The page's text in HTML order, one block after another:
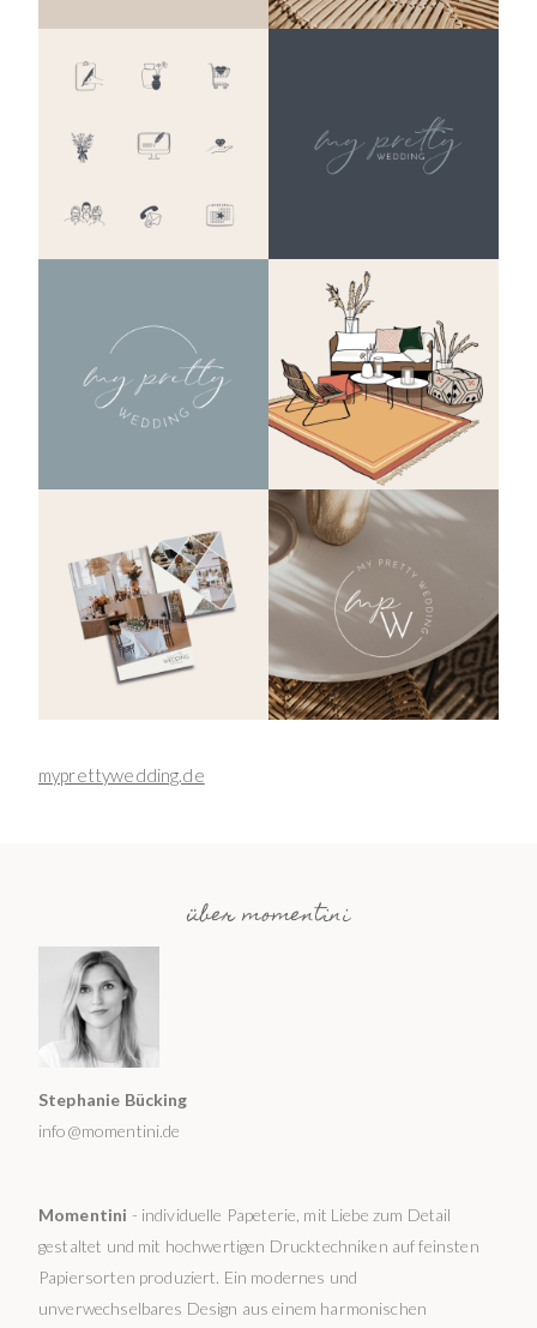
myprettywedding.de
über momentini
Stephanie Bücking
info@momentini.de
Momentini - individuelle Papeterie, mit Liebe zum Detail
gestaltet und mit hochwertigen Drucktechniken auf feinsten
Papiersorten produziert. Ein modernes und
unverwechselbares Design aus einem harmonischen